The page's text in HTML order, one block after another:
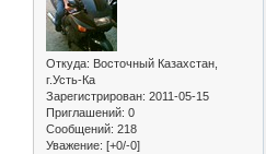
Откуда: Восточный Казахстан,
г.Усть-Ка
Зарегистрирован: 2011-05-15
Приглашений: 0
Сообщений: 218
Уважение: [+0/-0]